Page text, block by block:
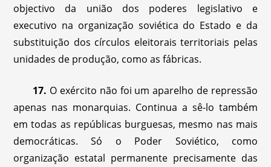
objectivo da união dos poderes legislativo e
executivo na organização soviética do Estado e da
substituição dos círculos eleitorais territoriais pelas
unidades de produção, como as fábricas.
17. O exército não foi um aparelho de repressão
apenas nas monarquias. Continua a sê-lo também
em todas as repúblicas burguesas, mesmo nas mais
democráticas. Só o Poder Soviético, como
organização estatal permanente precisamente das